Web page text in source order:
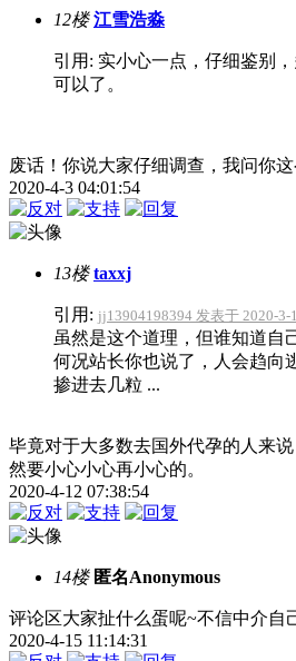
12楼 江雪浩淼
引用: 实小心一点，仔细鉴别
可以了。
废话！你说大家仔细调查，我问你这
2020-4-3 04:01:54
13楼 taxxj
引用: jj13904198394 发表于 2020-3-
虽然是这个道理，但谁知道自
何况站长你也说了，人会趋向
掺进去几粒 ...
毕竟对于大多数去国外代孕的人来
然要小心小心再小心的。
2020-4-12 07:38:54
14楼 匿名Anonymous
评论区大家扯什么蛋呢~不信中介自
2020-4-15 11:14:31